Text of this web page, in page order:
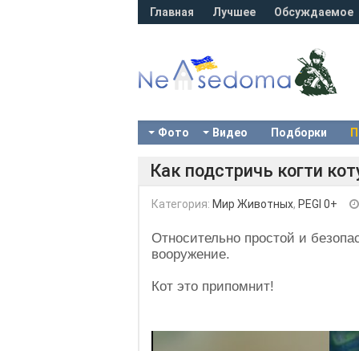
Главная Лучшее Обсуждаемое
Фото Видео Подборки
Как подстричь когти
Категория: Мир Животных, PEGI 0+
Относительно простой и
вооружение.
Кот это припомнит!